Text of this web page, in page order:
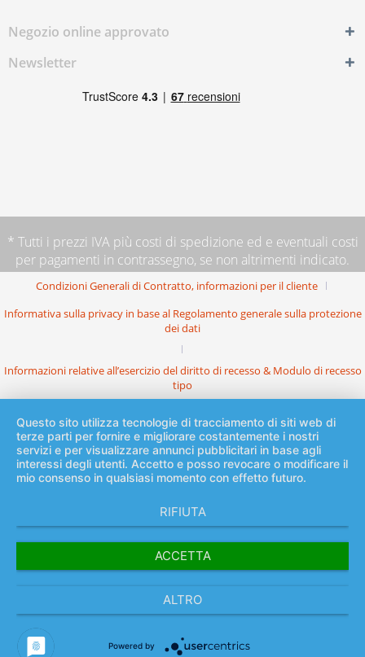
Negozio online approvato
Newsletter
* Tutti i prezzi IVA più costi di spedizione ed e eventuali costi
per pagamenti in contrassegno, se non altrimenti indicato.
Condizioni Generali di Contratto, informazioni per il cliente
Informativa sulla privacy in base al Regolamento generale sulla protezione
dei dati
Informazioni relative all’esercizio del diritto di recesso & Modulo di recesso
tipo
Questo sito utilizza tecnologie di tracciamento di siti web di
terze parti per fornire e migliorare costantemente i nostri
servizi e per visualizzare annunci pubblicitari in base agli
interessi degli utenti. Accetto e posso revocare o modificare il
mio consenso in qualsiasi momento con effetto futuro.
RIFIUTA
ACCETTA
ALTRO
Powered by